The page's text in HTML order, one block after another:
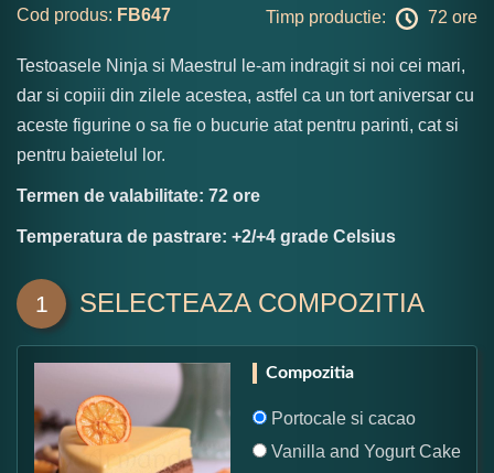
Cod produs: FB647 Timp productie: 72 ore
Testoasele Ninja si Maestrul le-am indragit si noi cei mari,
dar si copiii din zilele acestea, astfel ca un tort aniversar cu
aceste figurine o sa fie o bucurie atat pentru parinti, cat si
pentru baietelul lor.
Termen de valabilitate: 72 ore
Temperatura de pastrare: +2/+4 grade Celsius
1 SELECTEAZA COMPOZITIA
Compozitia
Portocale si cacao
Vanilla and Yogurt Cake